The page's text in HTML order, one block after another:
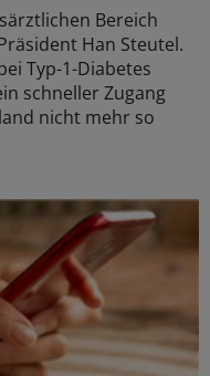
Bereich
Han Steutel.
Typ-1-Diabetes
schneller Zugang
nicht mehr so